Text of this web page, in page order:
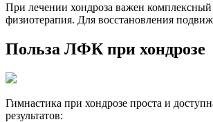
При лечении хондроза важен
физиотерапия. Для восстановления
Польза ЛФК при хондрозе
Гимнастика при хондрозе проста и
результатов: